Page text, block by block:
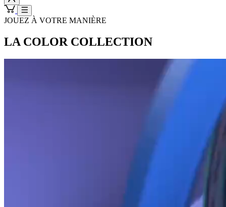
JOUEZ À VOTRE MANIÈRE
LA COLOR COLLECTION